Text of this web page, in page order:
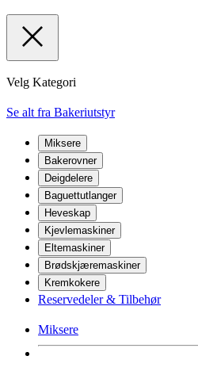
Velg Kategori
Se alt fra Bakeriutstyr
Miksere
Bakerovner
Deigdelere
Baguettutlanger
Heveskap
Kjevlemaskiner
Eltemaskiner
Brødskjæremaskiner
Kremkokere
Reservedeler & Tilbehør
Miksere